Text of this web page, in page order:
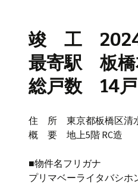
竣 工 2024
最寄駅 板橋
総戸数 14戸
住 所 東京都板橋区清
概 要 地上5階 RC造
■物件名フリガナ
プリマベーライタバシホ